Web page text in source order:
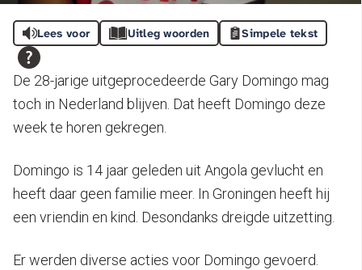
Lees voor Uitleg woorden Simpele tekst
De 28-jarige uitgeprocedeerde Gary Domingo mag
toch in Nederland blijven. Dat heeft Domingo deze
week te horen gekregen.
Domingo is 14 jaar geleden uit Angola gevlucht en
heeft daar geen familie meer. In Groningen heeft hij
een vriendin en kind. Desondanks dreigde uitzetting.
Er werden diverse acties voor Domingo gevoerd.